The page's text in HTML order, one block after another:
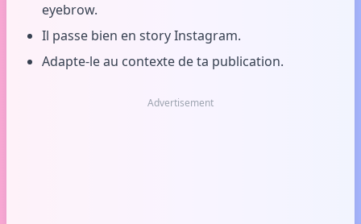
eyebrow.
Il passe bien en story Instagram.
Adapte-le au contexte de ta publication.
Advertisement